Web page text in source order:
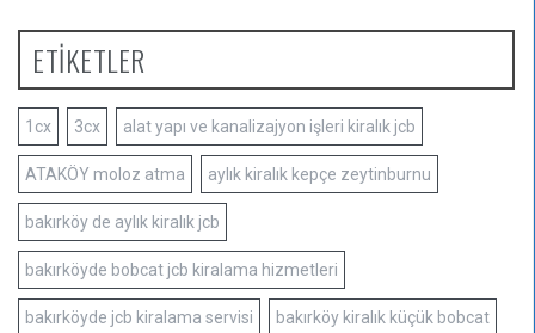
ETİKETLER
1cx 3cx alat yapı ve kanalizajyon işleri kiralık jcb
ATAKÖY moloz atma aylık kiralık kepçe zeytinburnu
bakırköy de aylık kiralık jcb
bakırköyde bobcat jcb kiralama hizmetleri
bakırköyde jcb kiralama servisi bakırköy kiralık küçük bobcat